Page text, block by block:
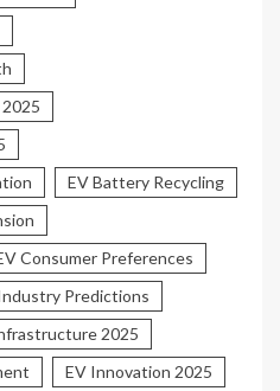
EV Battery Recycling
Consumer Preferences
Predictions
2025
EV Innovation 2025